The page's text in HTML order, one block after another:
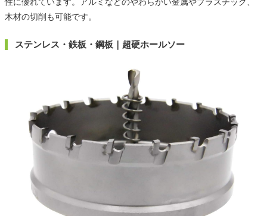
木材の切削も可能です。
ステンレス・鉄板・鋼板｜超硬ホールソー